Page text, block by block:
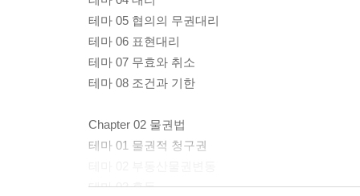
테마 05 협의의 무권대리
테마 06 표현대리
테마 07 무효와 취소
테마 08 조건과 기한
Chapter 02 물권법
테마 01 물권적 청구권
테마 03 혼동